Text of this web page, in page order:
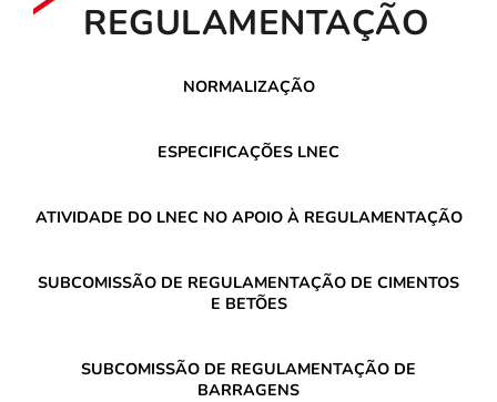
REGULAMENTAÇÃO
NORMALIZAÇÃO
ESPECIFICAÇÕES LNEC
ATIVIDADE DO LNEC NO APOIO À REGULAMENTAÇÃO
SUBCOMISSÃO DE REGULAMENTAÇÃO DE CIMENTOS
E BETÕES
SUBCOMISSÃO DE REGULAMENTAÇÃO DE
BARRAGENS